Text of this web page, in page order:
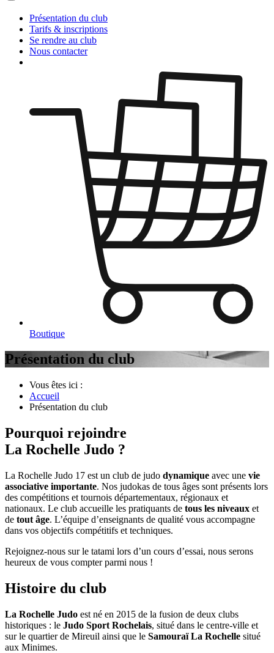
Présentation du club
Tarifs & inscriptions
Se rendre au club
Nous contacter
Boutique
Présentation du club
Vous êtes ici :
Accueil
Présentation du club
Pourquoi rejoindre
La Rochelle Judo ?
La Rochelle Judo 17 est un club de judo dynamique avec une vie
associative importante. Nos judokas de tous âges sont présents lors
des compétitions et tournois départementaux, régionaux et
nationaux. Le club accueille les pratiquants de tous les niveaux et
de tout âge. L’équipe d’enseignants de qualité vous accompagne
dans vos objectifs compétitifs et techniques.
Rejoignez-nous sur le tatami lors d’un cours d’essai, nous serons
heureux de vous compter parmi nous !
Histoire du club
La Rochelle Judo est né en 2015 de la fusion de deux clubs
historiques : le Judo Sport Rochelais, situé dans le centre-ville et
sur le quartier de Mireuil ainsi que le Samouraï La Rochelle situé
aux Minimes.